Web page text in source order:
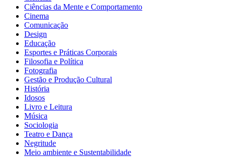
Ciências da Mente e Comportamento
Cinema
Comunicação
Design
Educação
Esportes e Práticas Corporais
Filosofia e Política
Fotografia
Gestão e Produção Cultural
História
Idosos
Livro e Leitura
Música
Sociologia
Teatro e Dança
Negritude
Meio ambiente e Sustentabilidade